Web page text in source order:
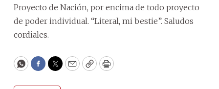
Proyecto de Nación, por encima de todo proyecto
de poder individual. “Literal, mi bestie”. Saludos
cordiales.
WhatsApp
Facebook
Twitter
EmailCopyPrint